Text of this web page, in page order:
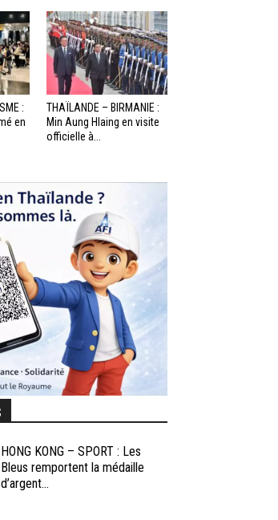
:
en
THAÏLANDE – BIRMANIE :
Min Aung Hlaing en visite
officielle à...
HONG KONG – SPORT : Les
Bleus remportent la médaille
d’argent...